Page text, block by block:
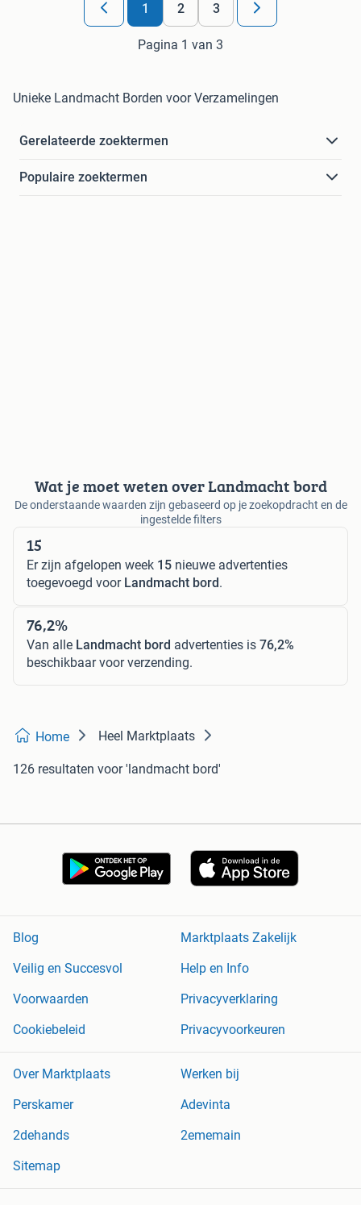
1 2 3
Pagina 1 van 3
Unieke Landmacht Borden voor Verzamelingen
Gerelateerde zoektermen
Populaire zoektermen
Wat je moet weten over Landmacht bord
De onderstaande waarden zijn gebaseerd op je zoekopdracht en de
ingestelde filters
15
Er zijn afgelopen week 15 nieuwe advertenties
toegevoegd voor Landmacht bord.
76,2%
Van alle Landmacht bord advertenties is 76,2%
beschikbaar voor verzending.
Home Heel Marktplaats
126 resultaten voor 'landmacht bord'
Blog
Marktplaats Zakelijk
Veilig en Succesvol
Help en Info
Voorwaarden
Privacyverklaring
Cookiebeleid
Privacyvoorkeuren
Over Marktplaats
Werken bij
Perskamer
Adevinta
2dehands
2ememain
Sitemap